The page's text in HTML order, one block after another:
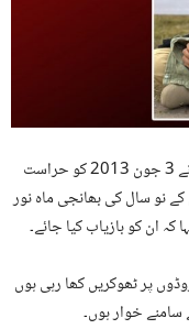
جبری لاپتہ جہانزیب بلوچ جن کو پاکستانی فورسز نے 3 جون 2013 کو حراست
کے نو سال کی بھانجی ماہ نور
کہ ان کو بازیاب کیا جائے۔
میں گزشتہ 8 سالوں سے روڈوں پر ٹھوکریں کھا رہی ہوں
خوار ہوں۔